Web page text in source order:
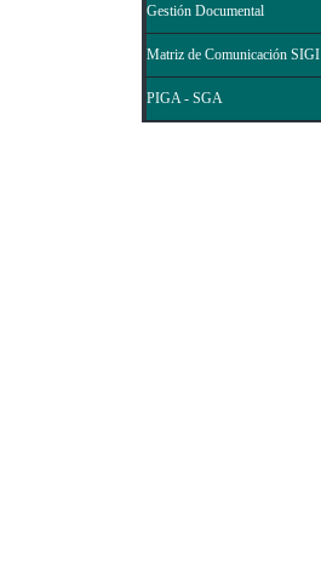
Gestión Documental
Matriz de Comunicación SIGI
PIGA - SGA